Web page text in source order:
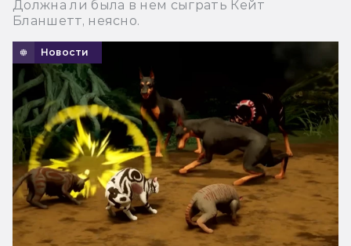
Должна ли была в нем сыграть Кейт
Бланшетт, неясно.
Новости